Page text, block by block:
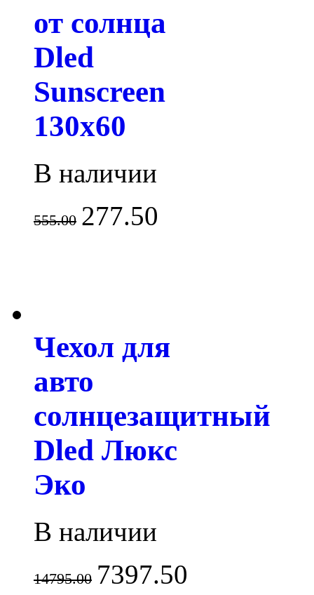
от солнца
Dled
Sunscreen
130x60
В наличии
555.00 277.50
Чехол для
авто
солнцезащитный
Dled Люкс
Эко
В наличии
14795.00 7397.50